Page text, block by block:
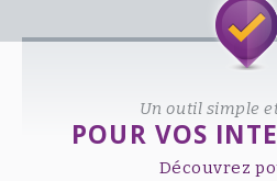
Un outil simple
POUR VOS
Découvrez